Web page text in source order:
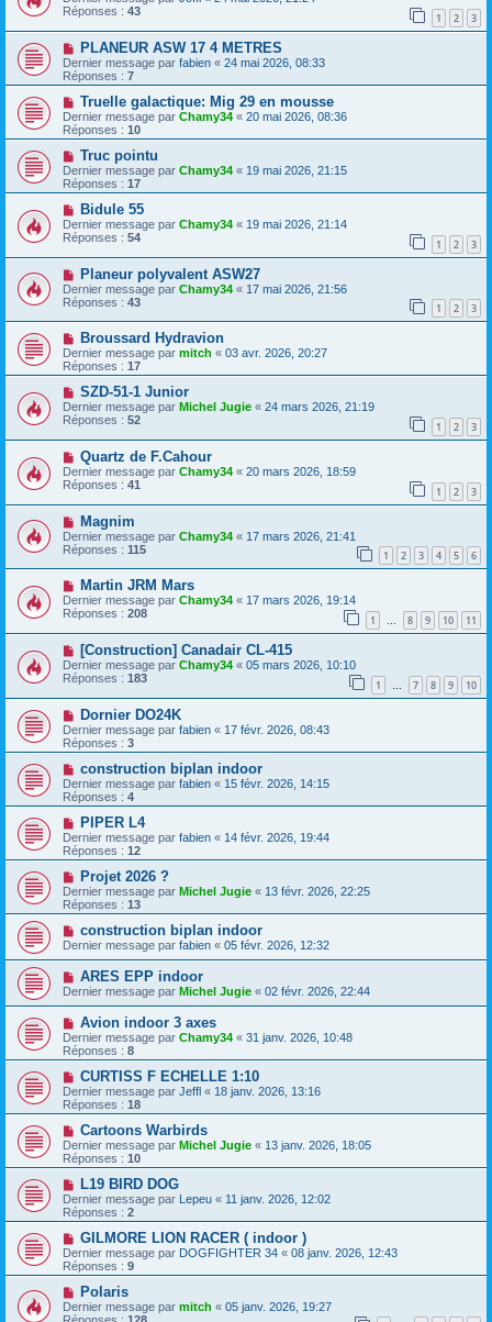
Réponses : 43 1 2 3
PLANEUR ASW 17 4 METRES
Dernier message par fabien « 24 mai 2026, 08:33
Réponses : 7
Truelle galactique: Mig 29 en mousse
Dernier message par Chamy34 « 20 mai 2026, 08:36
Réponses : 10
Truc pointu
Dernier message par Chamy34 « 19 mai 2026, 21:15
Réponses : 17
Bidule 55
Dernier message par Chamy34 « 19 mai 2026, 21:14
Réponses : 54 1 2 3
Planeur polyvalent ASW27
Dernier message par Chamy34 « 17 mai 2026, 21:56
Réponses : 43 1 2 3
Broussard Hydravion
Dernier message par mitch « 03 avr. 2026, 20:27
Réponses : 17
SZD-51-1 Junior
Dernier message par Michel Jugie « 24 mars 2026, 21:19
Réponses : 52 1 2 3
Quartz de F.Cahour
Dernier message par Chamy34 « 20 mars 2026, 18:59
Réponses : 41 1 2 3
Magnim
Dernier message par Chamy34 « 17 mars 2026, 21:41
Réponses : 115 1 2 3 4 5 6
Martin JRM Mars
Dernier message par Chamy34 « 17 mars 2026, 19:14
Réponses : 208 1 … 8 9 10 11
[Construction] Canadair CL-415
Dernier message par Chamy34 « 05 mars 2026, 10:10
Réponses : 183 1 … 7 8 9 10
Dornier DO24K
Dernier message par fabien « 17 févr. 2026, 08:43
Réponses : 3
construction biplan indoor
Dernier message par fabien « 15 févr. 2026, 14:15
Réponses : 4
PIPER L4
Dernier message par fabien « 14 févr. 2026, 19:44
Réponses : 12
Projet 2026 ?
Dernier message par Michel Jugie « 13 févr. 2026, 22:25
Réponses : 13
construction biplan indoor
Dernier message par fabien « 05 févr. 2026, 12:32
ARES EPP indoor
Dernier message par Michel Jugie « 02 févr. 2026, 22:44
Avion indoor 3 axes
Dernier message par Chamy34 « 31 janv. 2026, 10:48
Réponses : 8
CURTISS F ECHELLE 1:10
Dernier message par Jeffl « 18 janv. 2026, 13:16
Réponses : 18
Cartoons Warbirds
Dernier message par Michel Jugie « 13 janv. 2026, 18:05
Réponses : 10
L19 BIRD DOG
Dernier message par Lepeu « 11 janv. 2026, 12:02
Réponses : 2
GILMORE LION RACER ( indoor )
Dernier message par DOGFIGHTER 34 « 08 janv. 2026, 12:43
Réponses : 9
Polaris
Dernier message par mitch « 05 janv. 2026, 19:27